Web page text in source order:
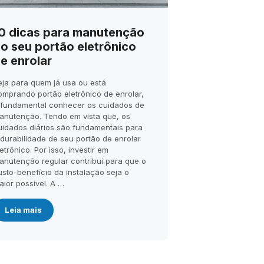
dicas para manutenção
seu portão eletrônico
enrolar
para quem já usa ou está
portão eletrônico de enrolar,
conhecer os cuidados de
Tendo em vista que, os
diários são fundamentais para
de seu portão de enrolar
Por isso, investir em
regular contribui para que o
benefício da instalação seja o
possível. A …
Leia mais